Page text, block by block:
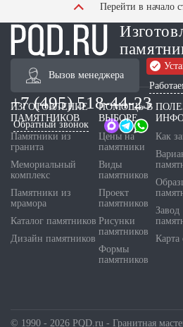
Перейти в начало
Вызов менеджера
+7 (495) 518-44-23
Обратный звонок
ИЗГОТОВЛЕНИЕ
ПАМЯТНИКОВ
Памятники из
гранита
Мемориальный
комплекс
Памятники из
мрамора
Каталог памятников
Дизайн памятников
ПОМОЩЬ В
ВЫБОРЕ
Цены на
памятники
Виды
памятников
Проект
памятников
Рисунки
памятников
Формы
памятников
Как
Завод
Карта
© 1990 - 2026 PQD.ru - Гранитная